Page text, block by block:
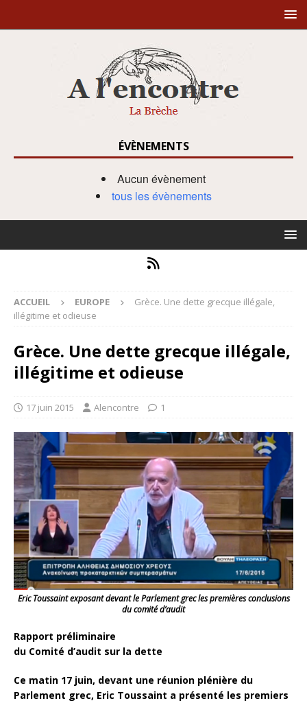
ÉVÈNEMENTS
Aucun évènement
tous les évènements
ACCUEIL EUROPE
Grèce. Une dette grecque illégale,
illégitime et odieuse
Grèce. Une dette grecque illégale,
illégitime et odieuse
17 juin 2015 Alencontre 1
Eric Toussaint exposant devant le Parlement grec les premières conclusions
du comité d’audit
Rapport préliminaire
du Comité d’audit sur la dette
Ce matin 17 juin, devant une réunion plénière du
Parlement grec, Eric Toussaint a présenté les premiers